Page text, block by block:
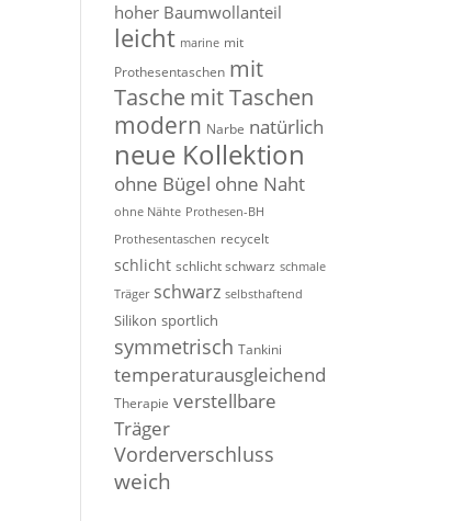
hoher Baumwollanteil
leicht marine mit
Prothesentaschen mit
Taschemit Taschen
modern Narbe natürlich
neue Kollektion
ohne Bügel ohne Naht
ohne Nähte Prothesen-BH
Prothesentaschen recycelt
schlicht schlicht schwarz schmale
Träger schwarz selbsthaftend
Silikon sportlich
symmetrisch Tankini
temperaturausgleichend
Therapie verstellbare
Träger
Vorderverschluss
weich